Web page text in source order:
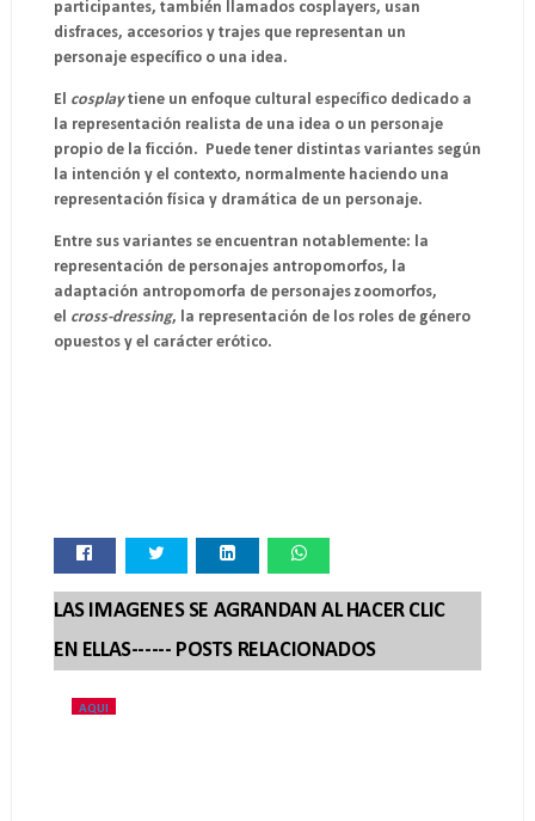
participantes, también llamados cosplayers, usan
disfraces, accesorios y trajes que representan un
personaje específico o una idea.
El cosplaytiene un enfoque cultural específico dedicado a
la representación realista de una idea o un personaje
propio de la ficción. Puede tener distintas variantes según
la intención y el contexto, normalmente haciendo una
representación física y dramática de un personaje.
Entre sus variantes se encuentran notablemente: la
representación de personajes antropomorfos, la
adaptación antropomorfa de personajes zoomorfos,
el cross-dressing, la representación de los roles de género
opuestos y el carácter erótico.
LAS IMAGENES SE AGRANDAN AL HACER CLIC
EN ELLAS------ POSTS RELACIONADOS
AQUI